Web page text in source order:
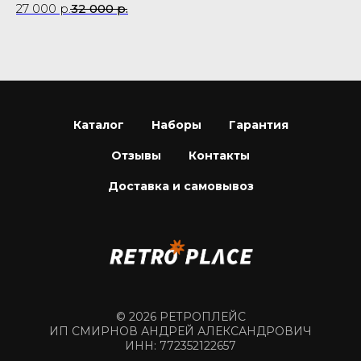
27 000 р.32 000 р.
Каталог Наборы Гарантия
Отзывы Контакты
Доставка и самовывоз
© 2026 РЕТРОПЛЕЙС
ИП СМИРНОВ АНДРЕЙ АЛЕКСАНДРОВИЧ
ИНН: 772352122657